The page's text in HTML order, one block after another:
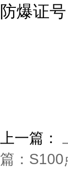
防爆证
上一篇：
篇：S100